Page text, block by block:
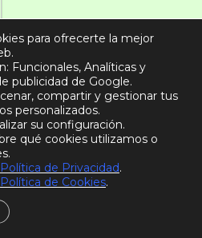
después de un
para ofrecerte la mejor
Funcionales, Analíticas y
publicidad de Google.
compartir y gestionar tus
personalizados.
su configuración.
qué cookies utilizamos o
Política de Privacidad.
Política de Cookies.